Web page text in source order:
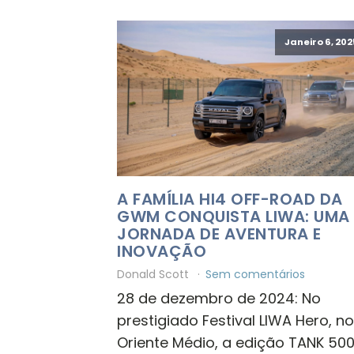
Janeiro 6,
A FAMÍLIA HI4 OFF-ROAD DA
GWM CONQUISTA LIWA: UMA
JORNADA DE AVENTURA E
INOVAÇÃO
Donald Scott Sem comentários
28 de dezembro de 2024: No
prestigiado Festival LIWA Hero, no
Oriente Médio, a edição TANK 500